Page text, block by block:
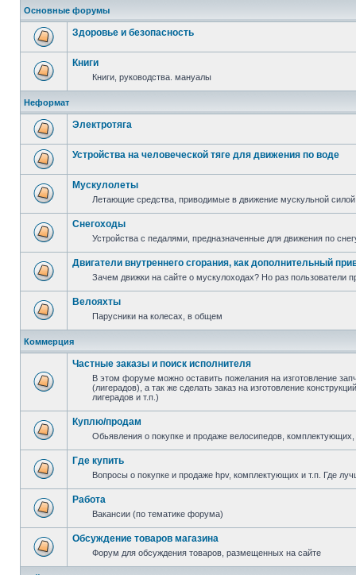
Основные форумы
Здоровье и безопасность
Книги
Книги, руководства. мануалы
Неформат
Электротяга
Устройства на человеческой тяге для движения по воде
Мускулолеты
Летающие средства, приводимые в движение мускульной силой
Снегоходы
Устройства с педалями, предназначенные для движения по
Двигатели внутреннего сгорания, как дополнительный
Зачем движки на сайте о мускулоходах? Но раз пользователи
Велояхты
Парусники на колесах, в общем
Коммерция
Частные заказы и поиск исполнителя
В этом форуме можно оставить пожелания на изготовление
(лигерадов), а так же сделать заказ на изготовление
лигерадов и т.п.)
Куплю/продам
Обьявления о покупке и продаже велосипедов,
Где купить
Вопросы о покупке и продаже hpv, комплектующих и т.п. Где
Работа
Вакансии (по тематике форума)
Обсуждение товаров магазина
Форум для обсуждения товаров, размещенных на сайте